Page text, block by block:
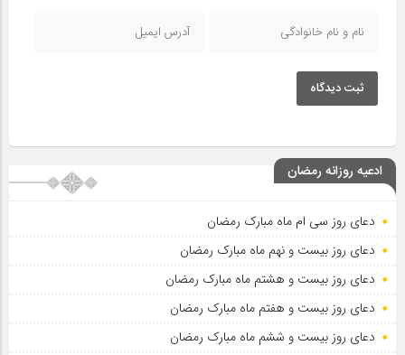
ثبت دیدگاه
ادعیه روزانه رمضان
دعای روز سی ام ماه مبارک رمضان
دعای روز بیست و نهم ماه مبارک رمضان
دعای روز بیست و هشتم ماه مبارک رمضان
دعای روز بیست و هفتم ماه مبارک رمضان
دعای روز بیست و ششم ماه مبارک رمضان